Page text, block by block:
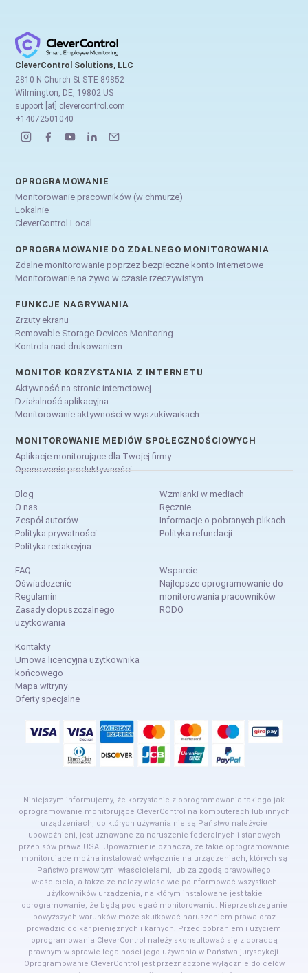
CleverControl Solutions, LLC
2810 N Church St STE 89852
Wilmington, DE, 19802 US
support [at] clevercontrol.com
+14072501040
OPROGRAMOWANIE
Monitorowanie pracowników (w chmurze)
Lokalnie
CleverControl Local
OPROGRAMOWANIE DO ZDALNEGO MONITOROWANIA
Zdalne monitorowanie poprzez bezpieczne konto internetowe
Monitorowanie na żywo w czasie rzeczywistym
FUNKCJE NAGRYWANIA
Zrzuty ekranu
Removable Storage Devices Monitoring
Kontrola nad drukowaniem
MONITOR KORZYSTANIA Z INTERNETU
Aktywność na stronie internetowej
Działalność aplikacyjna
Monitorowanie aktywności w wyszukiwarkach
MONITOROWANIE MEDIÓW SPOŁECZNOŚCIOWYCH
Aplikacje monitorujące dla Twojej firmy
Opanowanie produktywności
Blog
O nas
Zespół autorów
Polityka prywatności
Polityka redakcyjna
Wzmianki w mediach
Ręcznie
Informacje o pobranych plikach
Polityka refundacji
FAQ
Oświadczenie
Regulamin
Zasady dopuszczalnego
użytkowania
Wsparcie
Najlepsze oprogramowanie do
monitorowania pracowników
RODO
Kontakty
Umowa licencyjna użytkownika
końcowego
Mapa witryny
Oferty specjalne
Niniejszym informujemy, że korzystanie z oprogramowania takiego jak
oprogramowanie monitorujące CleverControl na komputerach lub innych
urządzeniach, do których używania nie są Państwo należycie
upoważnieni, jest uznawane za naruszenie federalnych i stanowych
przepisów prawa USA. Upoważnienie oznacza, że takie oprogramowanie
monitorujące można instalować wyłącznie na urządzeniach, których są
Państwo prawowitymi właścicielami, lub za zgodą prawowitego
właściciela, a także że należy właściwie poinformować wszystkich
użytkowników urządzenia, na którym instalowane jest takie
oprogramowanie, że będą podlegać monitorowaniu. Nieprzestrzeganie
powyższych warunków może skutkować naruszeniem prawa oraz
prowadzić do kar pieniężnych i karnych. Przed pobraniem i użyciem
oprogramowania CleverControl należy skonsultować się z doradcą
prawnym w sprawie legalności jego używania w Państwa jurysdykcji.
Oprogramowanie CleverControl jest przeznaczone wyłącznie do celów